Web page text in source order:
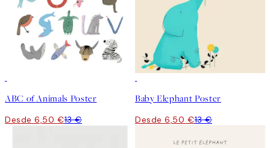
ABC of Animals Poster
Desde 6,50 €13 €
Baby Elephant Poster
Desde 6,50 €13 €